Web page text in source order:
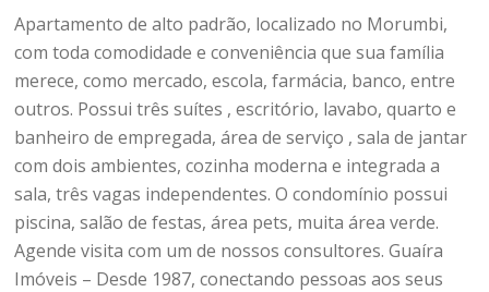
Apartamento de alto padrão, localizado no Morumbi,
com toda comodidade e conveniência que sua família
merece, como mercado, escola, farmácia, banco, entre
outros. Possui três suítes , escritório, lavabo, quarto e
banheiro de empregada, área de serviço , sala de jantar
com dois ambientes, cozinha moderna e integrada a
sala, três vagas independentes. O condomínio possui
piscina, salão de festas, área pets, muita área verde.
Agende visita com um de nossos consultores. Guaíra
Imóveis – Desde 1987, conectando pessoas aos seus